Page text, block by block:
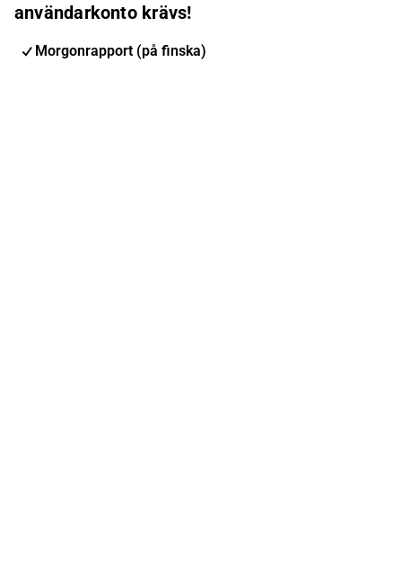
användarkonto krävs!
Morgonrapport (på finska)